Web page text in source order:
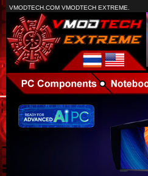
VMODTECH.COM VMODTECH EXTREME.